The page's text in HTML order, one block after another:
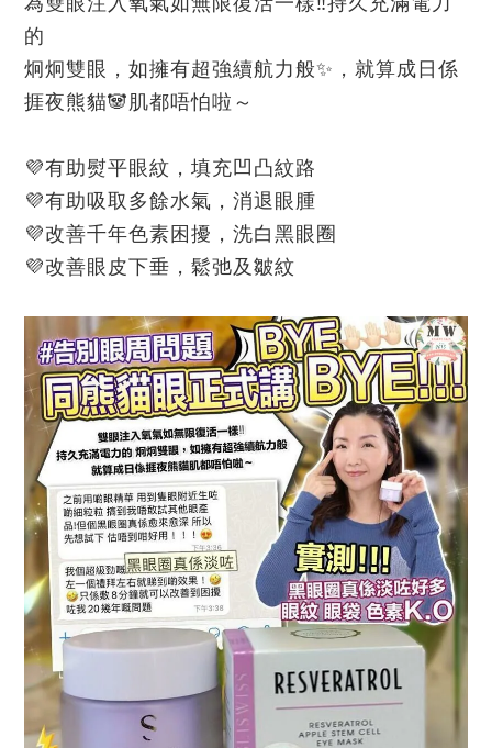
的
炯炯雙眼，如擁有超強續航力般✨，就算成日係
捱夜熊貓🐼肌都唔怕啦～
💜有助熨平眼紋，填充凹凸紋路
💜有助吸取多餘水氣，消退眼腫
💜改善千年色素困擾，洗白黑眼圈
💜改善眼皮下垂，鬆弛及皺紋